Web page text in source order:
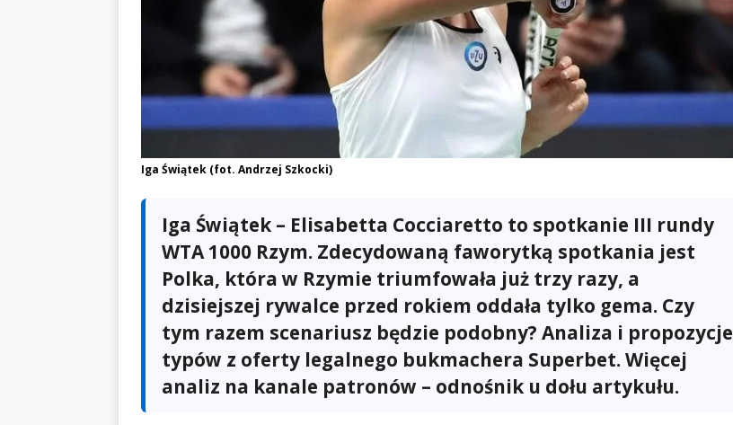
Iga Świątek (fot. Andrzej Szkocki)
Iga Świątek – Elisabetta Cocciaretto to spotkanie III rundy
WTA 1000 Rzym. Zdecydowaną faworytką spotkania jest
Polka, która w Rzymie triumfowała już trzy razy, a
dzisiejszej rywalce przed rokiem oddała tylko gema. Czy
tym razem scenariusz będzie podobny? Analiza i propozycje
typów z oferty legalnego bukmachera Superbet. Więcej
analiz na kanale patronów – odnośnik u dołu artykułu.